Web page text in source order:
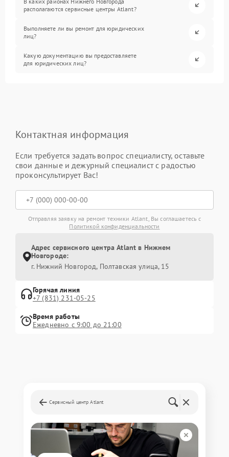
располагаются сервисные центры Atlant?
Выполняете ли вы ремонт для юридических
лиц?
Какую документацию вы предоставляете
для юридических лиц?
Контактная информация
Если требуется задать вопрос специалисту, оставьте
свои данные и дежурный специалист с радостью
проконсультирует Вас!
Отправляя заявку на ремонт техники Atlant, Вы соглашаетесь с
Политикой конфиденциальности
Адрес сервисного центра Atlant в Нижнем
Новгороде:
г. Нижний Новгород, Полтавская улица, 15
Горячая линия
+7 (831) 231-05-25
Время работы
Ежедневно с 9:00 до 21:00
Сервисный центр Atlant